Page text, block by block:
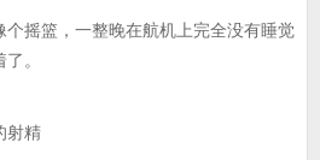
个摇篮，一整晚在航机上完全没有睡觉
。
射精